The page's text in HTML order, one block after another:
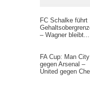
FC Schalke führt
– Wagner bleibt...
FA Cup: Man City
gegen Arsenal –
United gegen